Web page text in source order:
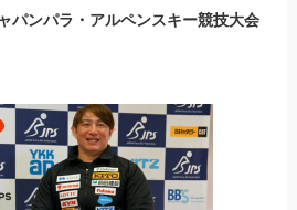
パンパラ・アルペンスキー競技大会